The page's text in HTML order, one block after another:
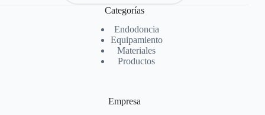
Categorías
Endodoncia
Equipamiento
Materiales
Productos
Empresa